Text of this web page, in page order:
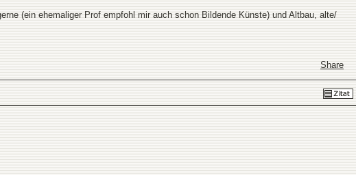
(ein ehemaliger Prof empfohl mir auch schon Bildende Künste) und Altbau, alte/
Share